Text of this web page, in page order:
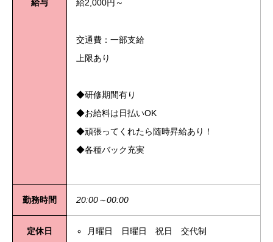
給与 給2,000円～
交通費：一部支給
上限あり
◆研修期間有り
◆お給料は日払いOK
◆頑張ってくれたら随時昇給あり！
◆各種バック充実
勤務時間 20:00～00:00
定休日
月曜日 日曜日 祝日 交代制